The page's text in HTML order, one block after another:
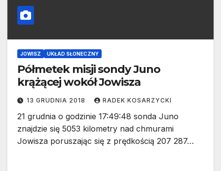
JOWISZ UKŁAD SŁONECZNY
Półmetek misji sondy Juno
krążącej wokół Jowisza
13 GRUDNIA 2018 RADEK KOSARZYCKI
21 grudnia o godzinie 17:49:48 sonda Juno
znajdzie się 5053 kilometry nad chmurami
Jowisza poruszając się z prędkością 207 287…